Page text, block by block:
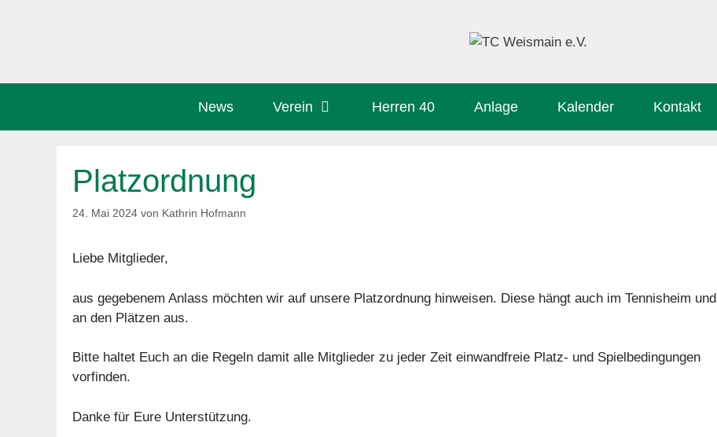
News Verein Herren 40 Anlage Kalender Kontakt
Platzordnung
24. Mai 2024 von Kathrin Hofmann
Liebe Mitglieder,
aus gegebenem Anlass möchten wir auf unsere Platzordnung hinweisen. Diese hängt auch im Tennisheim und
an den Plätzen aus.
Bitte haltet Euch an die Regeln damit alle Mitglieder zu jeder Zeit einwandfreie Platz- und Spielbedingungen
vorfinden.
Danke für Eure Unterstützung.